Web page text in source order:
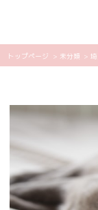
トップページ > 未分類 >